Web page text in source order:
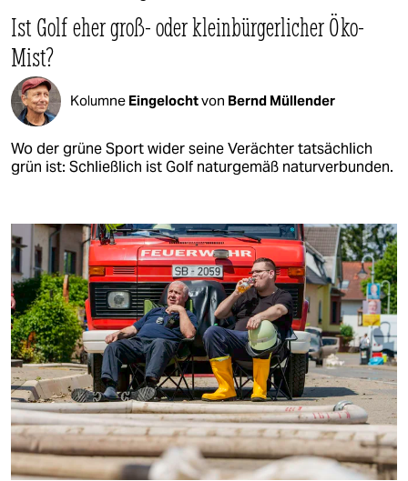
Ist Golf eher groß- oder kleinbürgerlicher Öko-
Mist?
Kolumne Eingelochtvon Bernd Müllender
Wo der grüne Sport wider seine Verächter tatsächlich
grün ist: Schließlich ist Golf naturgemäß naturverbunden.